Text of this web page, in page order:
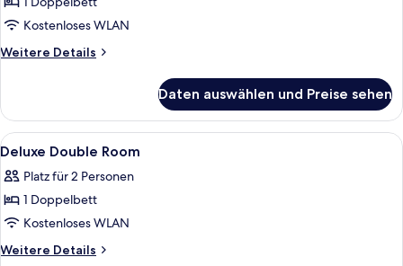
Standard
Double
Room
Kostenloses WLAN
Weitere Details
Weitere
Double
Room
Daten auswählen und Preise sehen
Alle
Fotos
für
Deluxe
Double
Room
Ein modernes Hotelzimmer mit
1
Deluxe Double Room
Platz für 2 Personen
1 Doppelbett
Kostenloses WLAN
Weitere Details
Weitere